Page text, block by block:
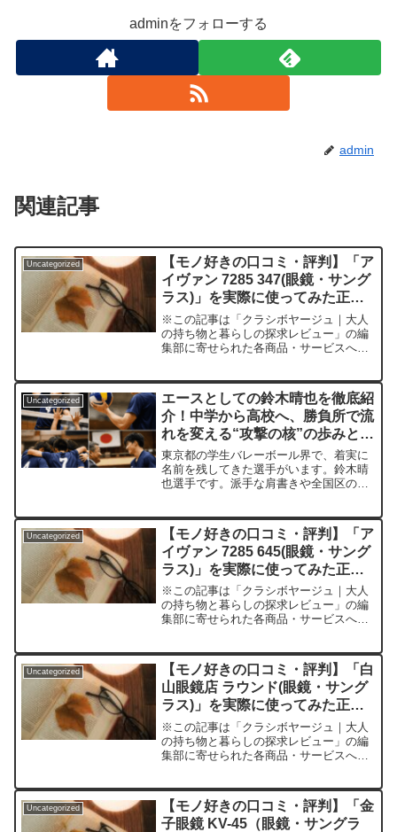
adminをフォローする
admin
関連記事
Uncategorized
【モノ好きの口コミ・評判】「ア
イヴァン 7285 347(眼鏡・サング
ラス)」を実際に使ってみた正直
感想
※この記事は「クラシボヤージュ｜大人
の持ち物と暮らしの探求レビュー」の編
集部に寄せられた各商品・サービスへの
け心地」を求める人へ捧ぐレビュ―「お
しゃれな眼鏡が欲しいけ...
Uncategorized
エースとしての鈴木晴也を徹底紹
介！中学から高校へ、勝負所で流
れを変える“攻撃の核”の歩みと現
在地を長めに追う
東京都の学生バレーボール界で、着実に
名前を残してきた選手がいます。鈴木晴
也選手です。派手な肩書きや全国区の露
があります。中学・高校とステージを上
げながら、常にチームの「...
Uncategorized
【モノ好きの口コミ・評判】「ア
イヴァン 7285 645(眼鏡・サング
ラス)」を実際に使ってみた正直
感想
※この記事は「クラシボヤージュ｜大人
の持ち物と暮らしの探求レビュー」の編
集部に寄せられた各商品・サービスへの
次世代メガネの実力とは？「自分に似合
う眼鏡がなかなか見つ...
Uncategorized
【モノ好きの口コミ・評判】「白
山眼鏡店 ラウンド(眼鏡・サング
ラス)」を実際に使ってみた正直
感想
※この記事は「クラシボヤージュ｜大人
の持ち物と暮らしの探求レビュー」の編
集部に寄せられた各商品・サービスへの
丸メガネを愛用して分かった真の魅力と
は眼鏡選びって、意外と悩...
Uncategorized
【モノ好きの口コミ・評判】「金
子眼鏡 KV-45（眼鏡・サングラ